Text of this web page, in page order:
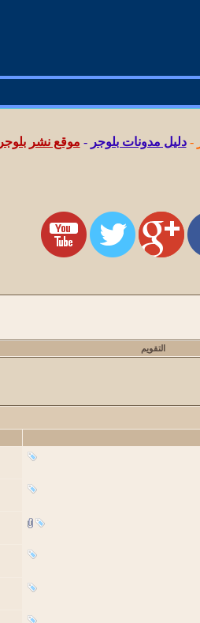
-دليل مدونات بلوجر - موقع نشر بلوجر
التقويم